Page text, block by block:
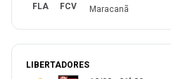
FLA FCV Maracanã
LIBERTADORES